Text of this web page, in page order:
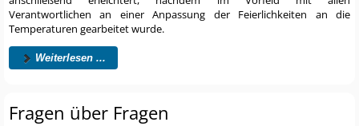
Verantwortlichen an einer Anpassung der Feierlichkeiten an die
Temperaturen gearbeitet wurde.
Weiterlesen ...
Fragen über Fragen